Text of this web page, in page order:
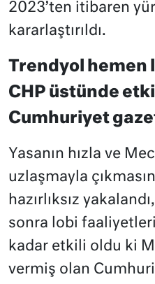
2023’ten itibaren
kararlaştırıldı.
Trendyol hemen
CHP üstünde
Cumhuriyet
Yasanın hızla ve
uzlaşmayla
hazırlıksız
sonra lobi
kadar etkili oldu ki
vermiş olan